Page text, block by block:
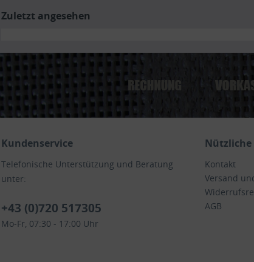
Zuletzt angesehen
Kundenservice
Telefonische Unterstützung und Beratung
unter:
+43 (0)720 517305
Mo-Fr, 07:30 - 17:00 Uhr
Nützliche
Kontakt
Versand
AGB